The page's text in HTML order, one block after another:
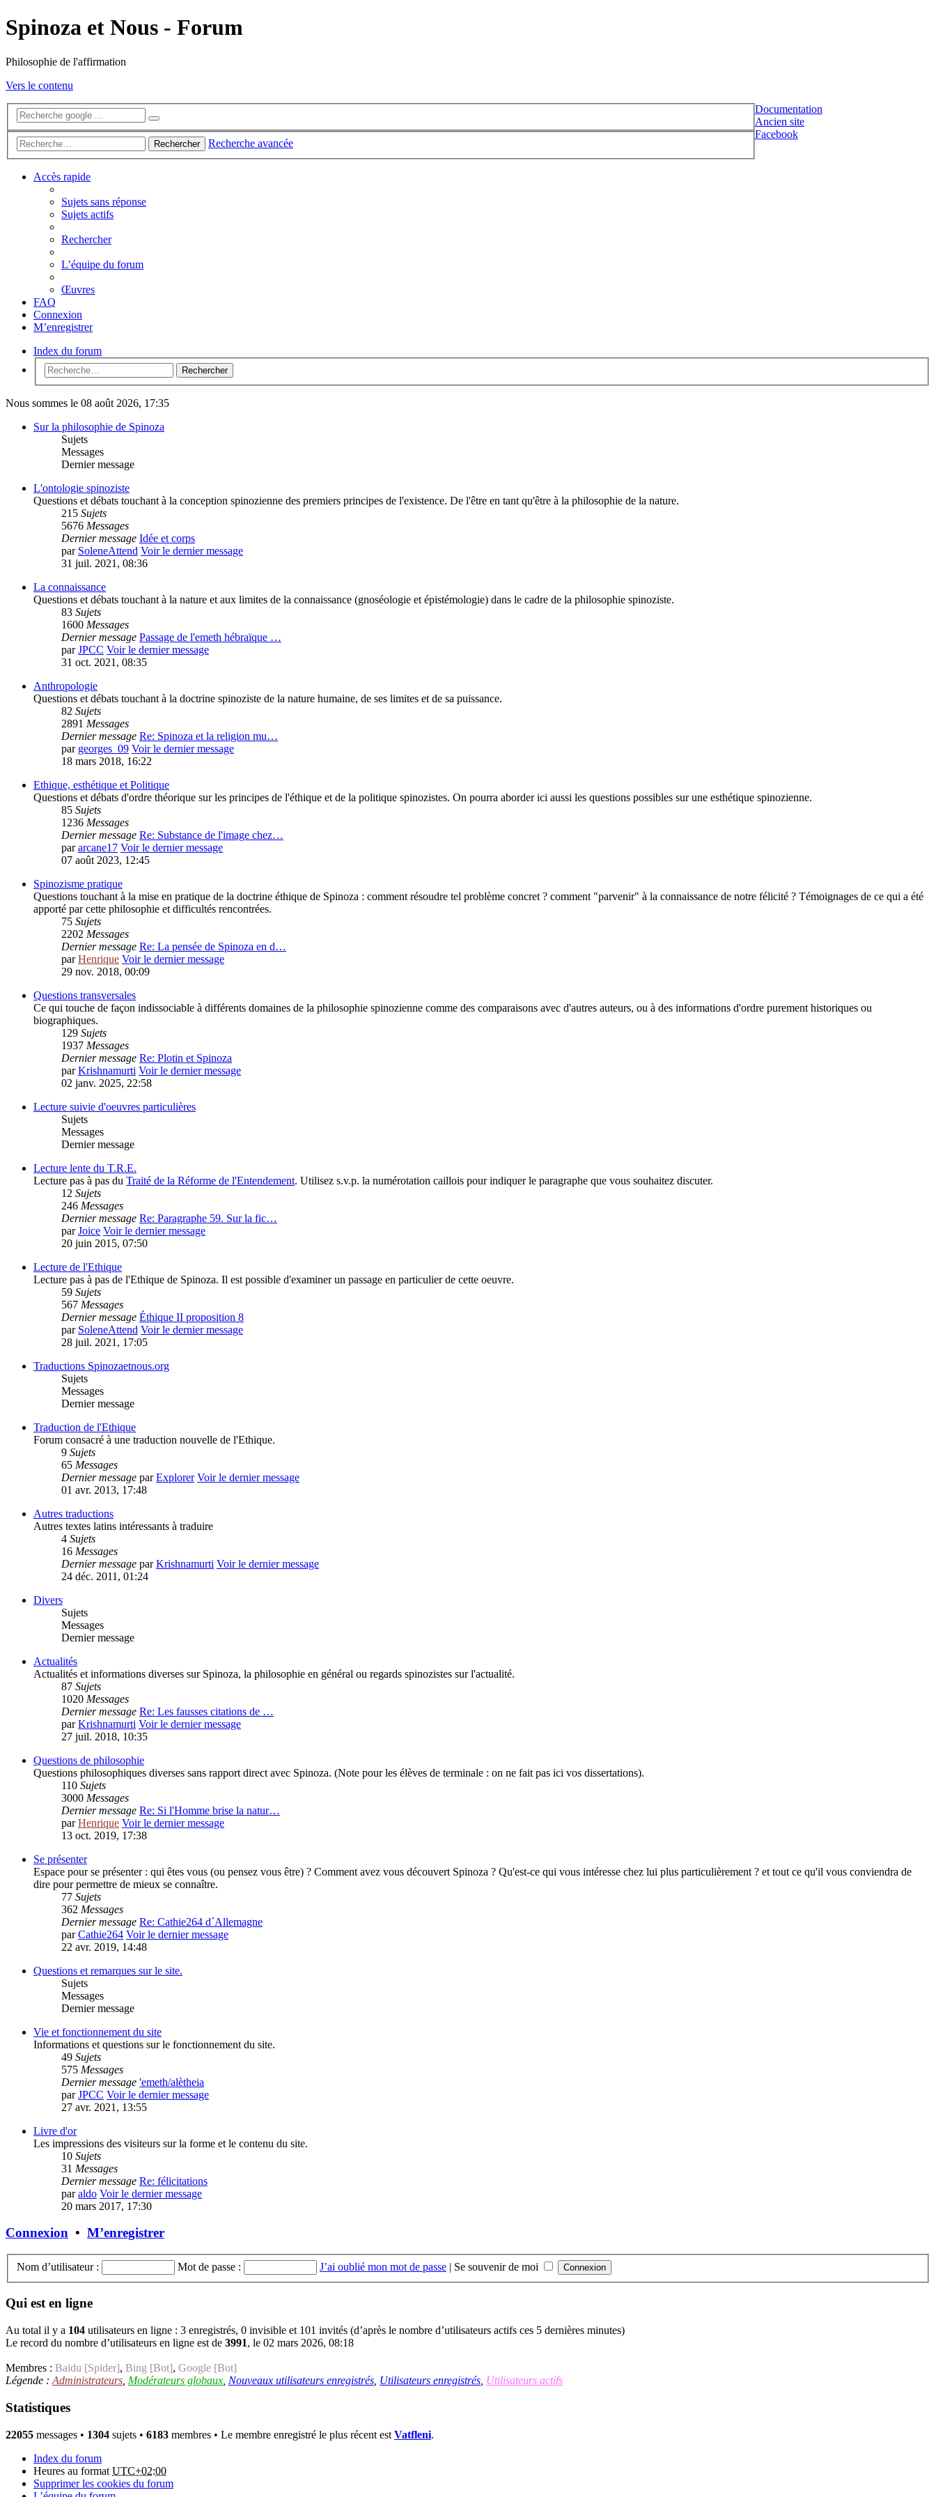
Spinoza et Nous - Forum
Philosophie de l'affirmation
Vers le contenu
Documentation
Ancien site
Facebook
Rechercher Recherche avancée
Accès rapide
Sujets sans réponse
Sujets actifs
Rechercher
L’équipe du forum
Œuvres
FAQ
Connexion
M’enregistrer
Index du forum
Rechercher
Nous sommes le 08 août 2026, 17:35
Sur la philosophie de Spinoza
Sujets
Messages
Dernier message
L'ontologie spinoziste
Questions et débats touchant à la conception spinozienne des premiers principes de l'existence. De l'être en tant qu'être à la philosophie de la nature.
215 Sujets
5676 Messages
Dernier message Idée et corps
par SoleneAttend Voir le dernier message
31 juil. 2021, 08:36
La connaissance
Questions et débats touchant à la nature et aux limites de la connaissance (gnoséologie et épistémologie) dans le cadre de la philosophie spinoziste.
83 Sujets
1600 Messages
Dernier message Passage de l'emeth hébraïque …
parJPCC Voir le dernier message
31 oct. 2021, 08:35
Anthropologie
Questions et débats touchant à la doctrine spinoziste de la nature humaine, de ses limites et de sa puissance.
82 Sujets
2891 Messages
Dernier message Re: Spinoza et la religion mu…
par georges_09 Voir le dernier message
18 mars 2018, 16:22
Ethique, esthétique et Politique
Questions et débats d'ordre théorique sur les principes de l'éthique et de la politique spinozistes. On pourra aborder ici aussi les questions possibles sur une esthétique spinozienne.
85 Sujets
1236 Messages
Dernier message Re: Substance de l'image chez…
pararcane17 Voir le dernier message
07 août 2023, 12:45
Spinozisme pratique
Questions touchant à la mise en pratique de la doctrine éthique de Spinoza : comment résoudre tel problème concret ? comment "parvenir" à la connaissance de notre félicité ? Témoignages de ce qui a été
apporté par cette philosophie et difficultés rencontrées.
75 Sujets
2202 Messages
Dernier message Re: La pensée de Spinoza en d…
parHenrique Voir le dernier message
29 nov. 2018, 00:09
Questions transversales
Ce qui touche de façon indissociable à différents domaines de la philosophie spinozienne comme des comparaisons avec d'autres auteurs, ou à des informations d'ordre purement historiques ou
biographiques.
129 Sujets
1937 Messages
Dernier message Re: Plotin et Spinoza
parKrishnamurti Voir le dernier message
02 janv. 2025, 22:58
Lecture suivie d'oeuvres particulières
Sujets
Messages
Dernier message
Lecture lente du T.R.E.
Lecture pas à pas du Traité de la Réforme de l'Entendement. Utilisez s.v.p. la numérotation caillois pour indiquer le paragraphe que vous souhaitez discuter.
12 Sujets
246 Messages
Dernier message Re: Paragraphe 59. Sur la fic…
parJoice Voir le dernier message
20 juin 2015, 07:50
Lecture de l'Ethique
Lecture pas à pas de l'Ethique de Spinoza. Il est possible d'examiner un passage en particulier de cette oeuvre.
59 Sujets
567 Messages
Dernier message Éthique II proposition 8
par SoleneAttend Voir le dernier message
28 juil. 2021, 17:05
Traductions Spinozaetnous.org
Sujets
Messages
Dernier message
Traduction de l'Ethique
Forum consacré à une traduction nouvelle de l'Ethique.
9 Sujets
65 Messages
Dernier message parExplorer Voir le dernier message
01 avr. 2013, 17:48
Autres traductions
Autres textes latins intéressants à traduire
4 Sujets
16 Messages
Dernier message parKrishnamurti Voir le dernier message
24 déc. 2011, 01:24
Divers
Sujets
Messages
Dernier message
Actualités
Actualités et informations diverses sur Spinoza, la philosophie en général ou regards spinozistes sur l'actualité.
87 Sujets
1020 Messages
Dernier message Re: Les fausses citations de …
parKrishnamurti Voir le dernier message
27 juil. 2018, 10:35
Questions de philosophie
Questions philosophiques diverses sans rapport direct avec Spinoza. (Note pour les élèves de terminale : on ne fait pas ici vos dissertations).
110 Sujets
3000 Messages
Dernier message Re: Si l'Homme brise la natur…
parHenrique Voir le dernier message
13 oct. 2019, 17:38
Se présenter
Espace pour se présenter : qui êtes vous (ou pensez vous être) ? Comment avez vous découvert Spinoza ? Qu'est-ce qui vous intéresse chez lui plus particulièrement ? et tout ce qu'il vous conviendra de
dire pour permettre de mieux se connaître.
77 Sujets
362 Messages
Dernier message Re: Cathie264 d´Allemagne
parCathie264 Voir le dernier message
22 avr. 2019, 14:48
Questions et remarques sur le site.
Sujets
Messages
Dernier message
Vie et fonctionnement du site
Informations et questions sur le fonctionnement du site.
49 Sujets
575 Messages
Dernier message 'emeth/alètheia
parJPCC Voir le dernier message
27 avr. 2021, 13:55
Livre d'or
Les impressions des visiteurs sur la forme et le contenu du site.
10 Sujets
31 Messages
Dernier message Re: félicitations
paraldo Voir le dernier message
20 mars 2017, 17:30
Connexion • M’enregistrer
Nom d’utilisateur : Mot de passe : J’ai oublié mon mot de passe | Se souvenir de moi
Qui est en ligne
Au total il y a 104 utilisateurs en ligne : 3 enregistrés, 0 invisible et 101 invités (d’après le nombre d’utilisateurs actifs ces 5 dernières minutes)
Le record du nombre d’utilisateurs en ligne est de 3991, le 02 mars 2026, 08:18
Membres : Baidu [Spider], Bing [Bot], Google [Bot]
Légende : Administrateurs Modérateurs globaux Nouveaux utilisateurs enregistrés Utilisateurs enregistrés Utilisateurs actifs
Statistiques
22055 messages • 1304 sujets • 6183 membres • Le membre enregistré le plus récent est Vatfleni.
Index du forum
Heures au format UTC+02:00
Supprimer les cookies du forum